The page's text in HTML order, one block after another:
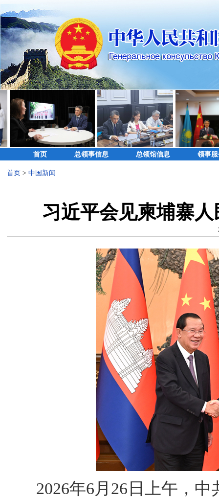
首页 总领事信息 总领馆信息 领事
首页 > 中国新闻
习近平会见柬埔寨
2026年6月26日上午，